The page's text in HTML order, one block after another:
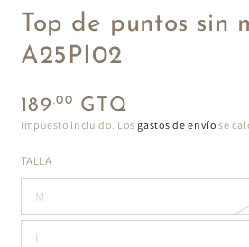
Top de puntos sin
A25PI02
Precio
regular
189 .00 GTQ
Impuesto incluido. Losgastos de envío se
TALLA
M
L